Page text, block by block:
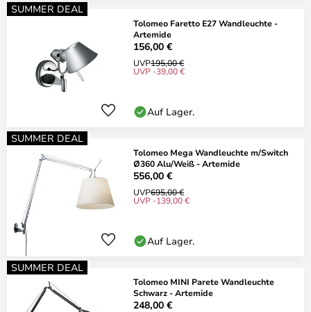
SUMMER DEAL
Tolomeo Faretto E27 Wandleuchte -
Artemide
156,00 €
UVP195,00 €
UVP -39,00 €
Auf Lager.
SUMMER DEAL
Tolomeo Mega Wandleuchte m/Switch
Ø360 Alu/Weiß - Artemide
556,00 €
UVP695,00 €
UVP -139,00 €
Auf Lager.
SUMMER DEAL
Tolomeo MINI Parete Wandleuchte
Schwarz - Artemide
248,00 €